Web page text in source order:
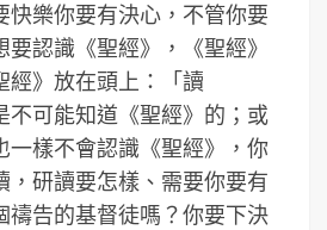
快樂你要有決心，不管你要
認識《聖經》，《聖經》
經》放在頭上：「讀
不可能知道《聖經》的；或
一樣不會認識《聖經》，你
，研讀要怎樣、需要你要有
禱告的基督徒嗎？你要下決